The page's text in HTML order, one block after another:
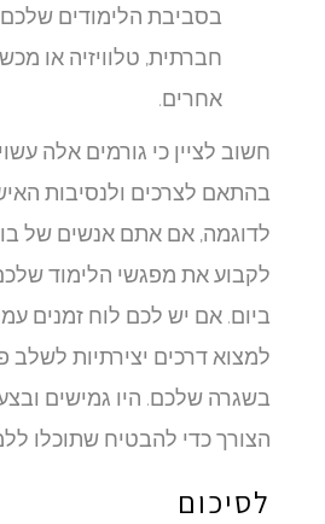
בסביבת הלימודים שלכם,
חברתית, טלוויזיה או
אחרים.
חשוב לציין כי גורמים אלה
בהתאם לצרכים ולנסיבות
לדוגמה, אם אתם אנשים של
לקבוע את מפגשי הלימוד שלכם
ביום. אם יש לכם לוח זמנים
למצוא דרכים יצירתיות לשלב
בשגרה שלכם. היו גמישים
הצורך כדי להבטיח שתוכלו
לסיכום